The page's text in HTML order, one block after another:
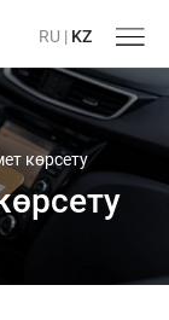
RU | KZ
көрсету